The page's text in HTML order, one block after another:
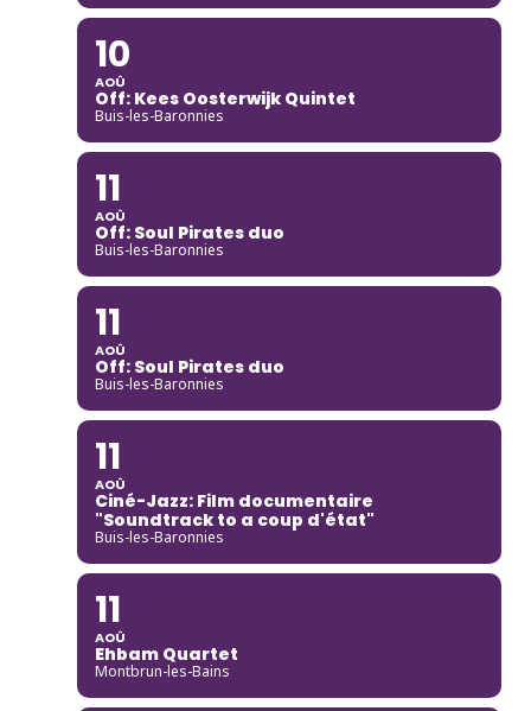
10
AOÛ
Off: Kees Oosterwijk Quintet
Buis-les-Baronnies
11
AOÛ
Off: Soul Pirates duo
Buis-les-Baronnies
11
AOÛ
Off: Soul Pirates duo
Buis-les-Baronnies
11
AOÛ
Ciné-Jazz: Film documentaire
"Soundtrack to a coup d'état"
Buis-les-Baronnies
11
AOÛ
Ehbam Quartet
Montbrun-les-Bains